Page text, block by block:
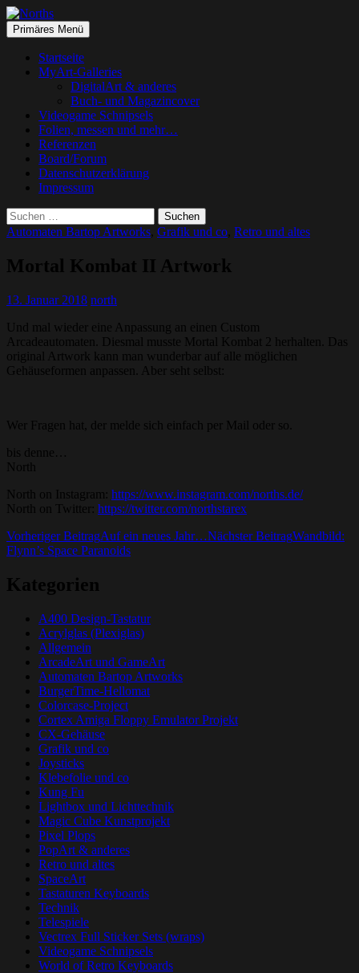
Norths
Suchen
Primäres Menü Springe
zum
Startseite
MyArt-Galleries
DigitalArt & anderes
Buch- und Magazincover
Videogame Schnipsels
Folien, messen und mehr…
Referenzen
Board/Forum
Datenschutzerklärung
Impressum
Suchen
nach:
Automaten Bartop Artworks Grafik und co Retro und altes
Mortal Kombat II Artwork
13. Januar 2018 north
Und mal wieder eine Anpassung an einen Custom
Arcadeautomaten. Diesmal musste Mortal Kombat 2 herhalten. Das
original Artwork kann man wunderbar auf alle möglichen
Gehäuseformen anpassen. Aber seht selbst:
Wer Fragen hat, der melde sich einfach per Mail oder so.
bis denne…
North
North on Instagram: https://www.instagram.com/norths.de/
North on Twitter: https://twitter.com/northstarex
Beitrags-
Navigation
Vorheriger BeitragAuf ein neues Jahr…Nächster BeitragWandbild:
Flynn’s Space Paranoids
Kategorien
A400 Design-Tastatur
Acrylglas (Plexiglas)
Allgemein
ArcadeArt und GameArt
Automaten Bartop Artworks
BurgerTime-Hellomat
Colorcase-Project
Cortex Amiga Floppy Emulator Projekt
CX-Gehäuse
Grafik und co
Joysticks
Klebefolie und co
Kung Fu
Lightbox und Lichttechnik
Magic Cube Kunstprojekt
Pixel Plops
PopArt & anderes
Retro und altes
SpaceArt
Tastaturen Keyboards
Technik
Telespiele
Vectrex Full Sticker Sets (wraps)
Videogame Schnipsels
World of Retro Keyboards